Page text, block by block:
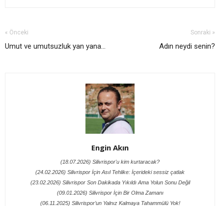
« Önceki
Umut ve umutsuzluk yan yana...
Sonraki »
Adın neydi senin?
Engin Akın
(18.07.2026) Silivrispor'u kim kurtaracak?
(24.02.2026) Silivrispor İçin Asıl Tehlike: İçerideki sessiz çatlak
(23.02.2026) Silivrispor Son Dakikada Yıkıldı Ama Yolun Sonu Değil
(09.01.2026) Silivrispor İçin Bir Olma Zamanı
(06.11.2025) Silivrispor’un Yalnız Kalmaya Tahammülü Yok!